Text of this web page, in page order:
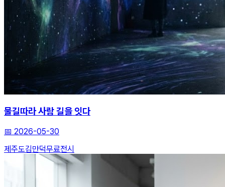
물길따라 사람 길을 잇다
📅 2026-05-30
제주도김만덕무료전시